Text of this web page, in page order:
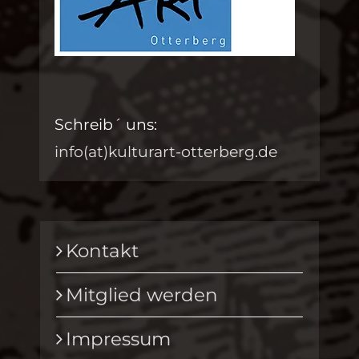
Schreib´ uns:
info(at)kulturart-otterberg.de
Kontakt
Mitglied werden
Impressum